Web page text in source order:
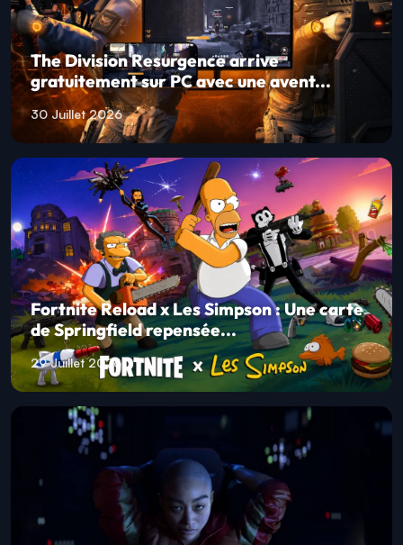
The Division Resurgence arrive
gratuitement sur PC avec une avent...
30 Juillet 2026
Fortnite Reload x Les Simpson : Une carte
de Springfield repensée...
29 Juillet 2026